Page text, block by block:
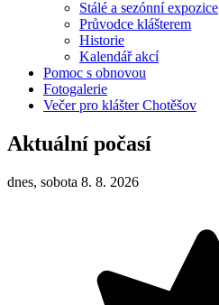
Stálé a sezónní expozice
Průvodce klášterem
Historie
Kalendář akcí
Pomoc s obnovou
Fotogalerie
Večer pro klášter Chotěšov
Aktuální počasí
dnes, sobota 8. 8. 2026